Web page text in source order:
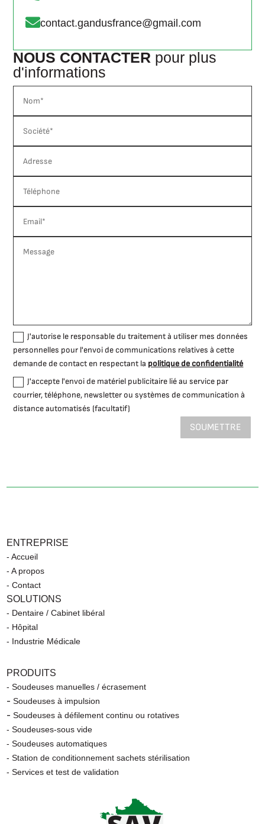
contact.gandusfrance@gmail.com
NOUS CONTACTER pour plus
d'informations
J'autorise le responsable du traitement à utiliser mes données
personnelles pour l'envoi de communications relatives à cette
demande de contact en respectant la politique de confidentialité
J'accepte l'envoi de matériel publicitaire lié au service par
courrier, téléphone, newsletter ou systèmes de communication à
distance automatisés (facultatif)
SOUMETTRE
ENTREPRISE
- Accueil
- A propos
- Contact
SOLUTIONS
- Dentaire / Cabinet libéral
- Hôpital
- Industrie Médicale
PRODUITS
- Soudeuses manuelles / écrasement
-Soudeuses à impulsion
-Soudeuses à défilement continu ou rotatives
- Soudeuses-sous vide
- Soudeuses automatiques
- Station de conditionnement sachets stérilisation
- Services et test de validation